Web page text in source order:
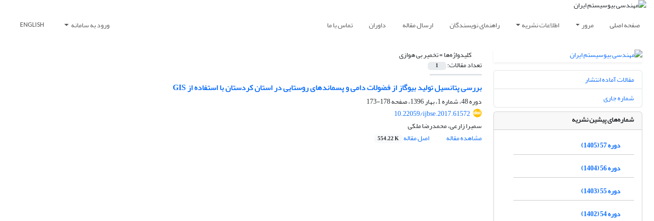
صفحه اصلی مرور اطلاعات نشریه راهنمای نویسندگان ارسال مقاله داوران تماس با ما ورود به سامانه ENGLISH
کلیدواژه‌ها =تخمیر بی هوازی
تعداد مقالات: 1
بررسی پتانسیل تولید بیوگاز از فضولات دامی و پسماندهای روستایی در استان کردستان با استفاده از GIS
دوره 48، شماره 1، بهار 1396، صفحه
178-173
10.22059/ijbse.2017.61572
سمیرا زارعی، محمدرضا ملکی
مشاهده مقاله
اصل مقاله 554.22 K
مقالات آماده انتشار
شماره جاری
شماره‌های پیشین نشریه
دوره 57 (1405)
دوره 56 (1404)
دوره 55 (1403)
دوره 54 (1402)